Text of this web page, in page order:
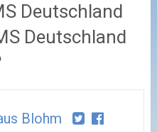
Deutschland
Deutschland
Blohm